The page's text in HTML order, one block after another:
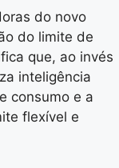
do novo
do limite de
que, ao invés
inteligência
consumo e a
flexível e